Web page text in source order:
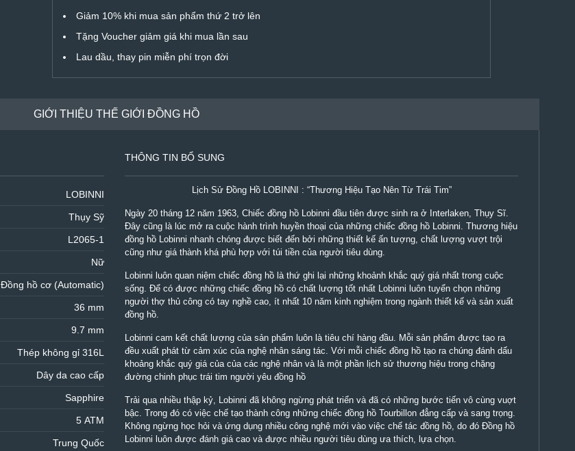
Giảm 10% khi mua sản phẩm thứ 2 trở lên
Tặng Voucher giảm giá khi mua lần sau
Lau dầu, thay pin miễn phí trọn đời
GIỚI THIỆU THẾ GIỚI ĐỒNG HỒ
LOBINNI
Thụy Sỹ
L2065-1
Nữ
Đồng hồ cơ (Automatic)
36 mm
9.7 mm
Thép không gỉ 316L
Dây da cao cấp
Sapphire
5 ATM
Trung Quốc
THÔNG TIN BỔ SUNG
Lịch Sử Đồng Hồ LOBINNI : “Thương Hiệu Tạo Nên Từ Trái Tim”
Ngày 20 tháng 12 năm 1963, Chiếc đồng hồ Lobinni đầu tiên được sinh ra ở Interlaken, Thụy Sĩ.
Đây cũng là lúc mở ra cuộc hành trình huyền thoại của những chiếc đồng hồ Lobinni. Thương hiệu
đồng hồ Lobinni nhanh chóng được biết đến bởi những thiết kế ấn tượng, chất lượng vượt trội
cũng như giá thành khá phù hợp với túi tiền của người tiêu dùng.
Lobinni luôn quan niệm chiếc đồng hồ là thứ ghi lại những khoảnh khắc quý giá nhất trong cuộc
sống. Để có được những chiếc đồng hồ có chất lượng tốt nhất Lobinni luôn tuyển chọn những
người thợ thủ công có tay nghề cao, ít nhất 10 năm kinh nghiệm trong ngành thiết kế và sản xuất
đồng hồ.
Lobinni cam kết chất lượng của sản phẩm luôn là tiêu chí hàng đầu. Mỗi sản phẩm được tạo ra
đều xuất phát từ cảm xúc của nghệ nhân sáng tác. Với mỗi chiếc đồng hồ tạo ra chúng đánh dấu
khoảng khắc quý giá của của các nghệ nhân và là một phần lịch sử thương hiệu trong chặng
đường chinh phục trái tim người yêu đồng hồ
Trải qua nhiều thập kỷ, Lobinni đã không ngừng phát triển và đã có những bước tiến vô cùng vuợt
bậc. Trong đó có việc chế tạo thành công những chiếc đồng hồ Tourbillon đẳng cấp và sang trọng.
Không ngừng học hỏi và ứng dụng nhiều công nghệ mới vào việc chế tác đồng hồ, do đó Đồng hồ
Lobinni luôn được đánh giá cao và được nhiều người tiêu dùng ưa thích, lựa chọn.